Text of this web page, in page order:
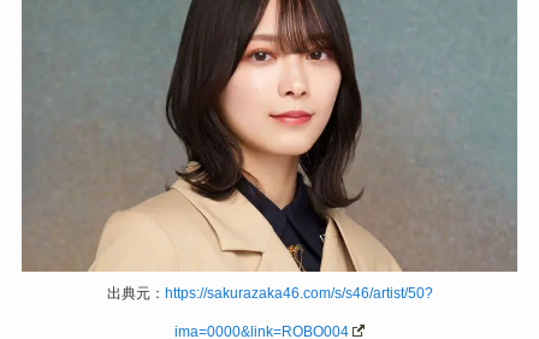
出典元： https://sakurazaka46.com/s/s46/artist/50?
ima=0000&link=ROBO004